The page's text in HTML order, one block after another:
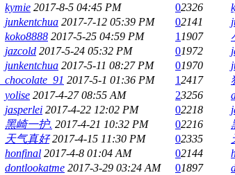
kymie 2017-8-5 04:45 PM 02326
junkentchua 2017-7-12 05:39 PM 02141
koko8888 2017-5-25 04:59 PM 1 1907
jazcold 2017-5-24 05:32 PM 01972
junkentchua 2017-5-11 08:27 PM 01970
chocolate_91 2017-5-1 01:36 PM 12417
yolise 2017-4-27 08:55 AM 23256
jasperlei 2017-4-22 12:02 PM 02218
黑崎一护. 2017-4-21 10:32 PM 02216
天气真好 2017-4-15 11:30 PM 02335
honfinal 2017-4-8 01:04 AM 02144
dontlookatme 2017-3-29 03:24 AM 01897